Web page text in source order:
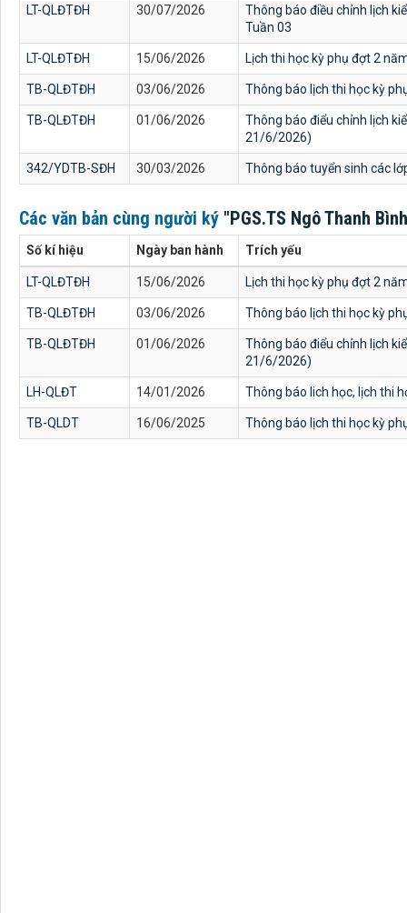
LT-QLĐTĐH 30/07/2026
Thông báo điều chỉnh lịch
Tuần 03
LT-QLĐTĐH 15/06/2026 Lịch thi học kỳ phụ đợt 2
TB-QLĐTĐH 03/06/2026 Thông báo lịch thi học kỳ
TB-QLĐTĐH 01/06/2026
Thông báo điểu chỉnh lịch
21/6/2026)
342/YDTB-SĐH 30/03/2026 Thông báo tuyển sinh các
Các văn bản cùng người ký "PGS.TS Ngô Thanh
Số kí hiệu Ngày ban hành Trích yếu
LT-QLĐTĐH 15/06/2026 Lịch thi học kỳ phụ đợt 2
TB-QLĐTĐH 03/06/2026 Thông báo lịch thi học kỳ
TB-QLĐTĐH 01/06/2026
Thông báo điểu chỉnh lịch
21/6/2026)
LH-QLĐT 14/01/2026 Thông báo lich học, lịch thi
TB-QLDT 16/06/2025 Thông báo lịch thi học kỳ